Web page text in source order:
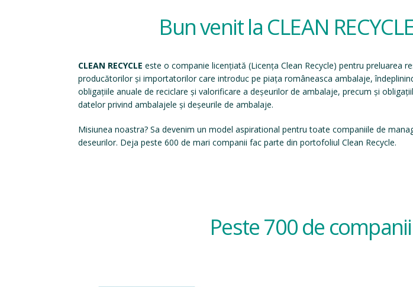
Bun venit la CLEAN
CLEAN RECYCLE este o companie licențiată (Licența Clean Recycle) pentru preluarea
producătorilor și importatorilor care introduc pe piața româneasca ambalaje,
obligațiile anuale de reciclare și valorificare a deșeurilor de ambalaje, precum și
datelor privind ambalajele și deșeurile de ambalaje.
Misiunea noastra? Sa devenim un model aspirational pentru toate companiile de
deseurilor. Deja peste 600 de mari companii fac parte din portofoliul Clean Recycle.
Peste 700 de